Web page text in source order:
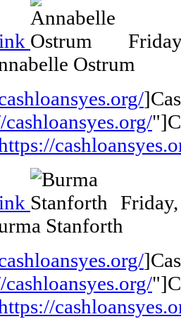
Ostrum
Stanforth